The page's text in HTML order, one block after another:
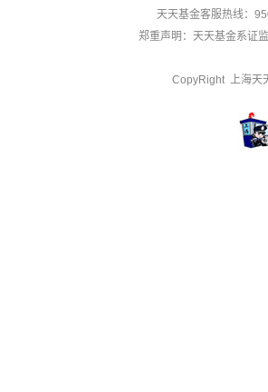
天天基金客服热线：
郑重声明：天天基金系证
CopyRight 上海天